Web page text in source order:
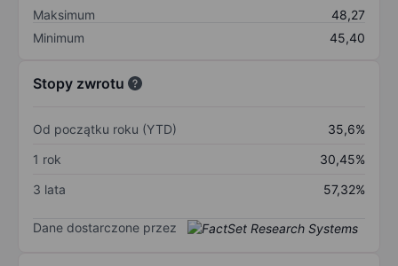
Maksimum
48,27
Minimum
45,40
Stopy zwrotu
Od początku roku (YTD)
35,6%
1 rok
30,45%
3 lata
57,32%
Dane dostarczone przez